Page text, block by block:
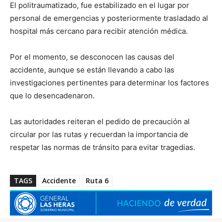
El politraumatizado, fue estabilizado en el lugar por
personal de emergencias y posteriormente trasladado al
hospital más cercano para recibir atención médica.
Por el momento, se desconocen las causas del
accidente, aunque se están llevando a cabo las
investigaciones pertinentes para determinar los factores
que lo desencadenaron.
Las autoridades reiteran el pedido de precaución al
circular por las rutas y recuerdan la importancia de
respetar las normas de tránsito para evitar tragedias.
TAGS Accidente Ruta 6